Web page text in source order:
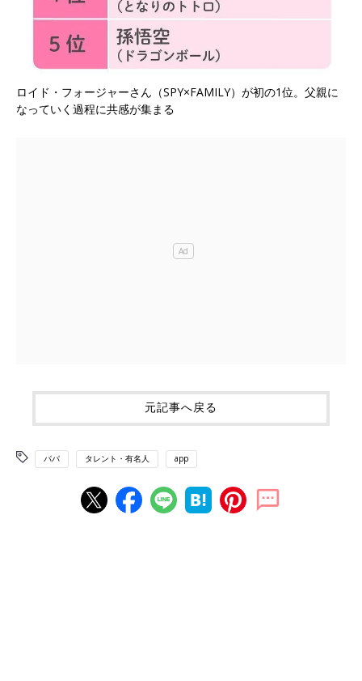
ロイド・フォージャーさん（SPY×FAMILY）が初の1位。父親に
なっていく過程に共感が集まる
元記事へ戻る
パパ タレント・有名人 app